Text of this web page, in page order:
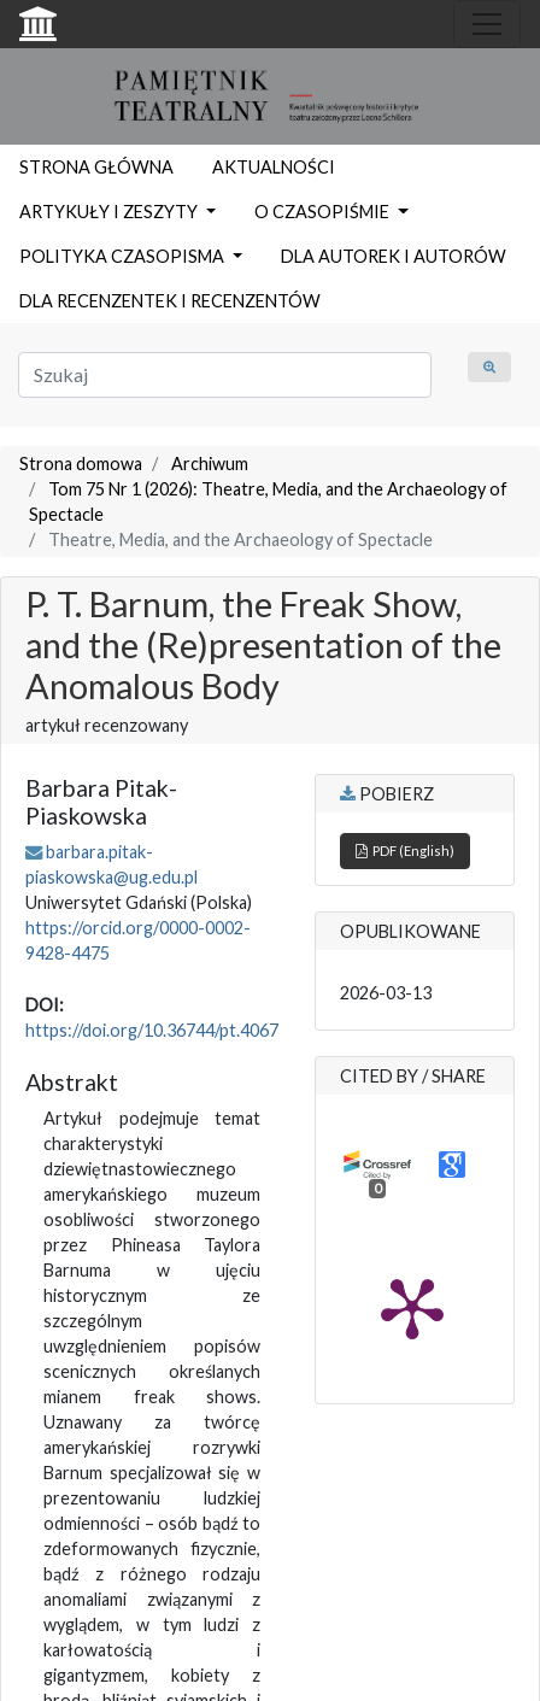
STRONA GŁÓWNA AKTUALNOŚCI
ARTYKUŁY I ZESZYTY O CZASOPIŚMIE
POLITYKA CZASOPISMA DLA AUTOREK I AUTORÓW
DLA RECENZENTEK I RECENZENTÓW
Strona domowa
Archiwum
Tom 75 Nr 1 (2026): Theatre, Media, and the Archaeology of
Spectacle
Theatre, Media, and the Archaeology of Spectacle
P. T. Barnum, the Freak Show,
and the (Re)presentation of the
Anomalous Body
artykuł recenzowany
Barbara Pitak-
Piaskowska
barbara.pitak-
piaskowska@ug.edu.pl
Uniwersytet Gdański(Polska)
https://orcid.org/0000-0002-
9428-4475
DOI:
https://doi.org/10.36744/pt.4067
Abstrakt
Artykuł podejmuje temat
charakterystyki
dziewiętnastowiecznego
amerykańskiego muzeum
osobliwości stworzonego
przez Phineasa Taylora
Barnuma w ujęciu
historycznym ze
szczególnym
uwzględnieniem popisów
scenicznych określanych
mianem freak shows.
Uznawany za twórcę
amerykańskiej rozrywki
Barnum specjalizował się w
prezentowaniu ludzkiej
odmienności – osób bądź to
zdeformowanych fizycznie,
bądź z różnego rodzaju
anomaliami związanymi z
wyglądem, w tym ludzi z
karłowatością i
gigantyzmem, kobiety z
POBIERZ
PDF (English)
OPUBLIKOWANE
2026-03-13
CITED BY / SHARE
0